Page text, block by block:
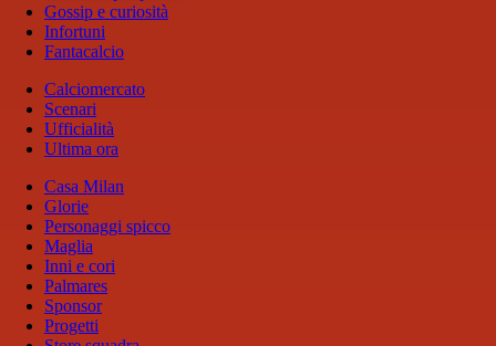
Gossip e curiosità
Infortuni
Fantacalcio
Calciomercato
Scenari
Ufficialità
Ultima ora
Casa Milan
Glorie
Personaggi spicco
Maglia
Inni e cori
Palmares
Sponsor
Progetti